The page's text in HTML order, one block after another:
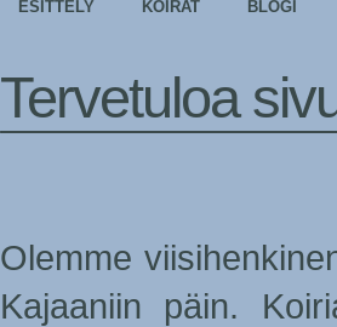
ESITTELY KOIRAT BLOGI
Tervetuloa
Olemme
Kajaaniin päin.